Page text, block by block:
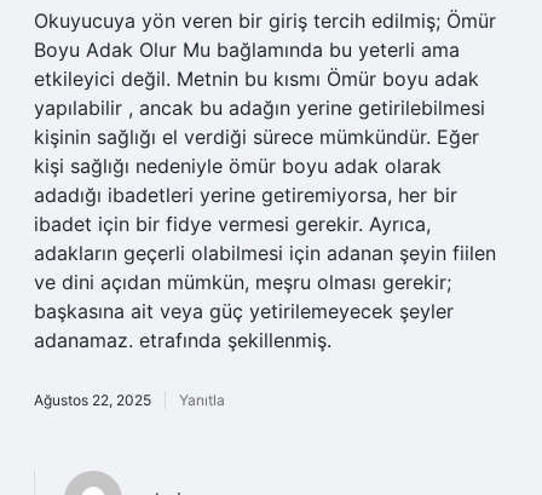
Okuyucuya yön veren bir giriş tercih edilmiş; Ömür
Boyu Adak Olur Mu bağlamında bu yeterli ama
etkileyici değil. Metnin bu kısmı Ömür boyu adak
yapılabilir , ancak bu adağın yerine getirilebilmesi
kişinin sağlığı el verdiği sürece mümkündür. Eğer
kişi sağlığı nedeniyle ömür boyu adak olarak
adadığı ibadetleri yerine getiremiyorsa, her bir
ibadet için bir fidye vermesi gerekir. Ayrıca,
adakların geçerli olabilmesi için adanan şeyin fiilen
ve dini açıdan mümkün, meşru olması gerekir;
başkasına ait veya güç yetirilemeyecek şeyler
adanamaz. etrafında şekillenmiş.
Ağustos 22, 2025 Yanıtla